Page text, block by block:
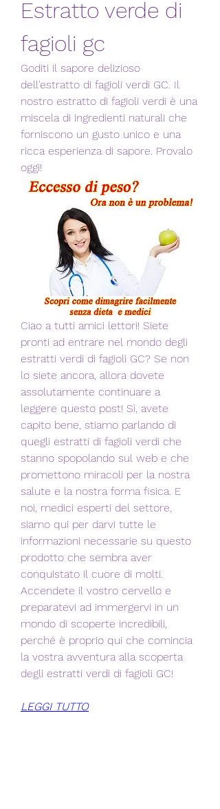
Estratto verde di
fagioli gc
Goditi il ​​sapore delizioso
dell'estratto di fagioli verdi GC. Il
nostro estratto di fagioli verdi è una
miscela di ingredienti naturali che
forniscono un gusto unico e una
ricca esperienza di sapore. Provalo
oggi!
Ciao a tutti amici lettori! Siete
pronti ad entrare nel mondo degli
estratti verdi di fagioli GC? Se non
lo siete ancora, allora dovete
assolutamente continuare a
leggere questo post! Sì, avete
capito bene, stiamo parlando di
quegli estratti di fagioli verdi che
stanno spopolando sul web e che
promettono miracoli per la nostra
salute e la nostra forma fisica. E
noi, medici esperti del settore,
siamo qui per darvi tutte le
informazioni necessarie su questo
prodotto che sembra aver
conquistato il cuore di molti.
Accendete il vostro cervello e
preparatevi ad immergervi in un
mondo di scoperte incredibili,
perché è proprio qui che comincia
la vostra avventura alla scoperta
degli estratti verdi di fagioli GC!
LEGGI TUTTO